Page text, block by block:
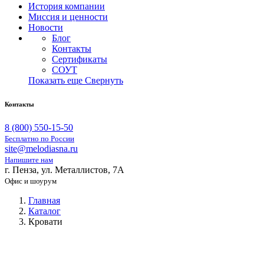
История компании
Миссия и ценности
Новости
Блог
Контакты
Сертификаты
СОУТ
Показать еще Свернуть
Контакты
8 (800) 550-15-50
Бесплатно по России
site@melodiasna.ru
Напишите нам
г. Пенза, ул. Металлистов, 7А
Офис и шоурум
Главная
Каталог
Кровати